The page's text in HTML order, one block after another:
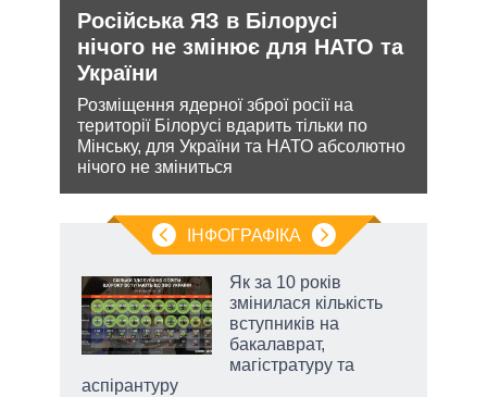
Російська ЯЗ в Білорусі
нічого не змінює для НАТО та
України
Розміщення ядерної зброї росії на
території Білорусі вдарить тільки по
Мінську, для України та НАТО абсолютно
нічого не зміниться
ІНФОГРАФІКА
Як за 10 років
змінилася кількість
вступників на
бакалаврат,
магістратуру та
аспірантуру